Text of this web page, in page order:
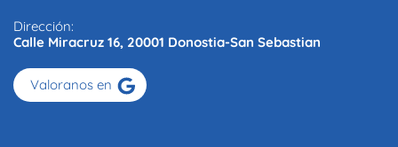
Dirección:
Calle Miracruz 16, 20001 Donostia-San Sebastian
Valoranos en